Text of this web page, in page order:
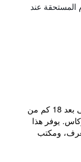
المستحقة عند
يقع مكان إقامة "THOLOS HOTEL" في ذلفي، على بعد 18 كم من
لوكاس. يوفر هذا
الغرف، ومكتب